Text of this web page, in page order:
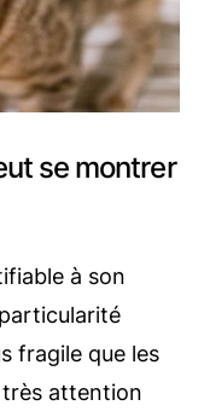
se montrer
à son
fragile que les
très attention